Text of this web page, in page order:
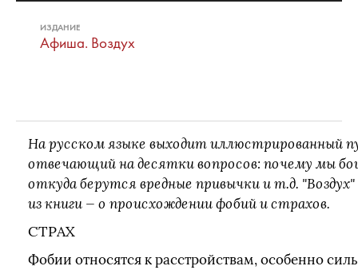
ИЗДАНИЕ
Афиша. Воздух
На русском языке выходит иллюстрированный
отвечающий на десятки вопросов: почему мы
откуда берутся вредные привычки и т.д.
из книги — о происхождении фобий и страхов.
СТРАХ
Фобии относятся к расстройствам, особенно